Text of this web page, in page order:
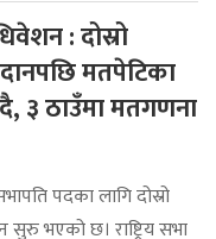
: दोस्रो
मतपेटिका
३ ठाउँमा मतगणना
पदका लागि दोस्रो
भएको छ। राष्ट्रिय सभा